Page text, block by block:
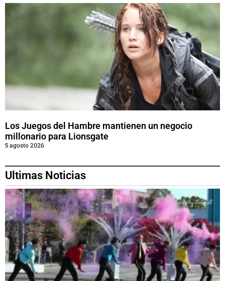
Los Juegos del Hambre mantienen un negocio
millonario para Lionsgate
5 agosto 2026
Ultimas Noticias